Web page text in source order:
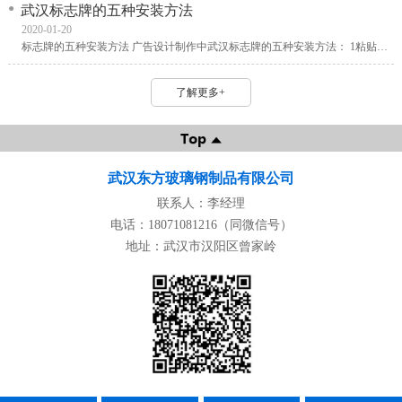
武汉标志牌的五种安装方法
2020-01-20
标志牌的五种安装方法 广告设计制作中武汉标志牌的五种安装方法： 1粘贴式 这种方式应用较为广泛，采用的胶粘剂有玻璃胶、AB胶、泡沫胶、海绵胶、双面胶、三氯甲烷、结构胶等。
了解更多+
武汉东方玻璃钢制品有限公司
联系人：李经理
电话：18071081216（同微信号）
地址：武汉市汉阳区曾家岭